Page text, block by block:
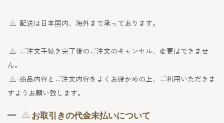
配送は日本国内、海外まで承っております。
ご注文手続き完了後のご注文のキャンセル、変更はできませ
ん。
商品内容とご注文内容をよくお確かめの上、ご利用いただきま
すようお願い致します。
お取引きの代金未払いについて